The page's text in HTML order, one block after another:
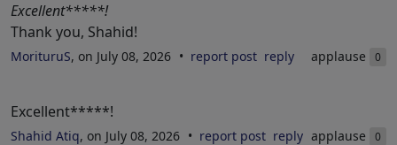
Excellent*****!
Thank you, Shahid!
MorituruS, on July 08, 2026 report post reply applause 0
Excellent*****!
Shahid Atiq, on July 08, 2026 report post reply applause 0